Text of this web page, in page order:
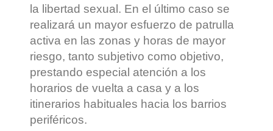
la libertad sexual. En el último caso se
realizará un mayor esfuerzo de patrulla
activa en las zonas y horas de mayor
riesgo, tanto subjetivo como objetivo,
prestando especial atención a los
horarios de vuelta a casa y a los
itinerarios habituales hacia los barrios
periféricos.